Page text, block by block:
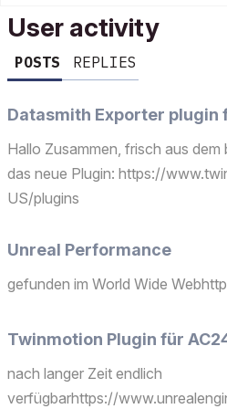
User activity
POSTS REPLIES
Datasmith Exporter plugin
Hallo Zusammen, frisch aus
das neue Plugin: https://
US/plugins
Unreal Performance
gefunden im World Wide
Twinmotion Plugin für
nach langer Zeit endlich
verfügbarhttps://